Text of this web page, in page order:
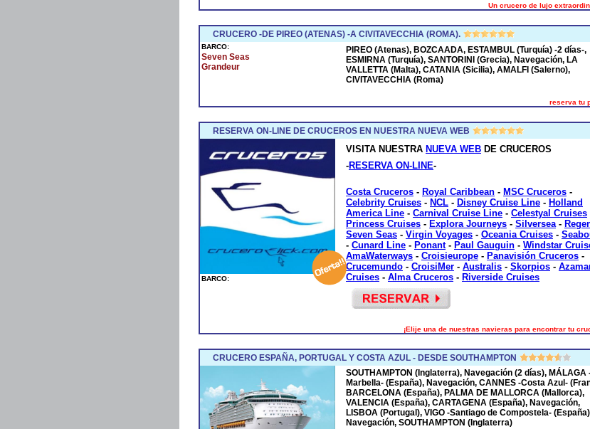
Un crucero de lujo
CRUCERO -DE PIREO (ATENAS) -A CIVITAVECCHIA (ROMA).
BARCO:
Seven Seas
Grandeur
PIREO (Atenas), BOZCAADA, ESTAMBUL (Turquía) -2 días-,
ESMIRNA (Turquía), SANTORINI (Grecia), Navegación, LA
VALLETTA (Malta), CATANIA (Sicilia), AMALFI (Salerno),
CIVITAVECCHIA (Roma)
reserva tu
RESERVA ON-LINE DE CRUCEROS EN NUESTRA NUEVA WEB
BARCO:
VISITA NUESTRA NUEVA WEB DE CRUCEROS
-RESERVA ON-LINE-
Costa Cruceros - Royal Caribbean - MSC Cruceros -
Celebrity Cruises - NCL - Disney Cruise Line - Holland
America Line - Carnival Cruise Line - Celestyal Cruises
Princess Cruises - Explora Journeys - Silversea-
Seven Seas - Virgin Voyages - Oceania Cruises -
- Cunard Line - Ponant- Paul Gauguin - Windstar
AmaWaterways - Croisieurope - Panavisión Cruceros -
Crucemundo - CroisiMer - Australis - Skorpios -
Cruises - Alma Cruceros - Riverside Cruises
¡Elije una de nuestras navieras para encontrar tu
CRUCERO ESPAÑA, PORTUGAL Y COSTA AZUL - DESDE SOUTHAMPTON
SOUTHAMPTON (Inglaterra), Navegación (2 días), MÁLAGA
Marbella- (España), Navegación, CANNES -Costa Azul-
BARCELONA (España), PALMA DE MALLORCA (Mallorca),
VALENCIA (España), CARTAGENA (España), Navegación,
LISBOA (Portugal), VIGO -Santiago de Compostela- (España)
Navegación, SOUTHAMPTON (Inglaterra)